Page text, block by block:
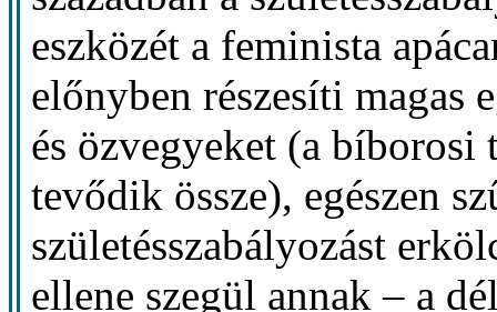
eszközét a feminista
előnyben részesíti magas
és özvegyeket (a bíborosi
tevődik össze), egészen
születésszabályozást
ellene szegül annak – a